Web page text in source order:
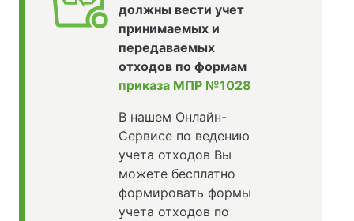
должны вести учет
принимаемых и
передаваемых
отходов по формам
приказа МПР №1028
В нашем Онлайн-
Сервисе по ведению
учета отходов Вы
можете бесплатно
формировать формы
учета отходов по